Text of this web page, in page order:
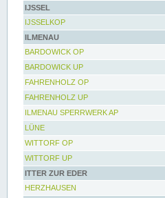
IJSSEL
IJSSELKOP
ILMENAU
BARDOWICK OP
BARDOWICK UP
FAHRENHOLZ OP
FAHRENHOLZ UP
ILMENAU SPERRWERK AP
LÜNE
WITTORF OP
WITTORF UP
ITTER ZUR EDER
HERZHAUSEN